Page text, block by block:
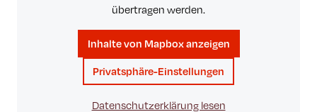
übertragen werden.
Inhalte von Mapbox anzeigen
Privatsphäre-Einstellungen
Datenschutzerklärung lesen